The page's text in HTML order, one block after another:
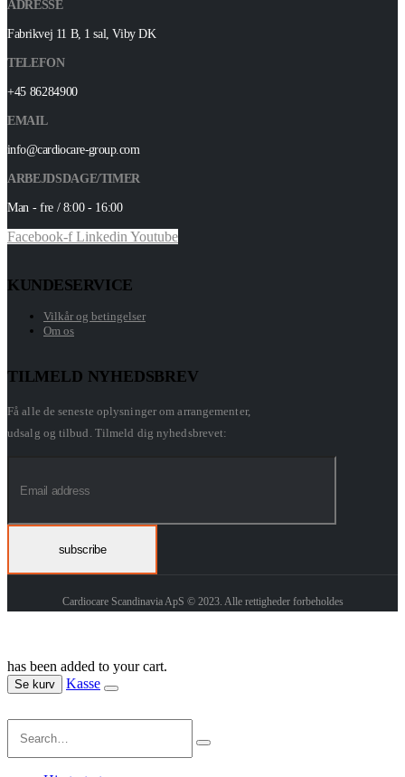
ADRESSE
Fabrikvej 11 B, 1 sal, Viby DK
TELEFON
+45 86284900
EMAIL
info@cardiocare-group.com
ARBEJDSDAGE/TIMER
Man - fre / 8:00 - 16:00
Facebook-f Linkedin Youtube
KUNDESERVICE
Vilkår og betingelser
Om os
TILMELD NYHEDSBREV
Få alle de seneste oplysninger om arrangementer,
udsalg og tilbud. Tilmeld dig nyhedsbrevet:
Cardiocare Scandinavia ApS © 2023. Alle rettigheder forbeholdes
has been added to your cart.
Se kurv Kasse